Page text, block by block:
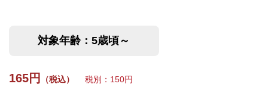
対象年齢：5歳頃～
165円 （税込） 税別：150円